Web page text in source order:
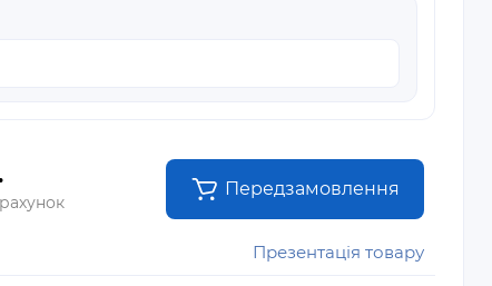
Передзамовлення
Презентація товару